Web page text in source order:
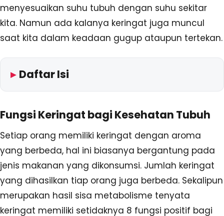
menyesuaikan suhu tubuh dengan suhu sekitar
kita. Namun ada kalanya keringat juga muncul
saat kita dalam keadaan gugup ataupun tertekan.
Daftar Isi
Fungsi Keringat bagi Kesehatan Tubuh
Setiap orang memiliki keringat dengan aroma
yang berbeda, hal ini biasanya bergantung pada
jenis makanan yang dikonsumsi. Jumlah keringat
yang dihasilkan tiap orang juga berbeda. Sekalipun
merupakan hasil sisa metabolisme tenyata
keringat memiliki setidaknya 8 fungsi positif bagi